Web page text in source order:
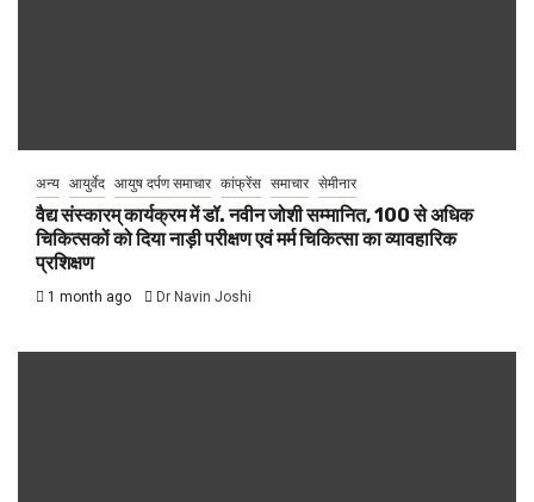
अन्य आयुर्वेद आयुष दर्पण समाचार कांफ्रेंस समाचार सेमीनार
वैद्य संस्कारम् कार्यक्रम में डॉ. नवीन जोशी सम्मानित, 100 से अधिक
चिकित्सकों को दिया नाड़ी परीक्षण एवं मर्म चिकित्सा का व्यावहारिक
प्रशिक्षण
1 month ago Dr Navin Joshi